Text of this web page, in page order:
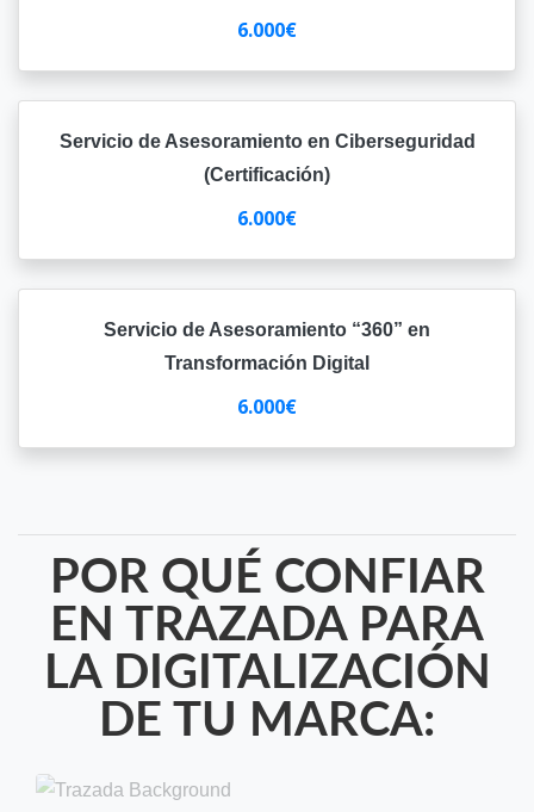
6.000€
Servicio de Asesoramiento en Ciberseguridad
(Certificación)
6.000€
Servicio de Asesoramiento “360” en
Transformación Digital
6.000€
POR QUÉ CONFIAR
EN TRAZADA PARA
LA DIGITALIZACIÓN
DE TU MARCA: